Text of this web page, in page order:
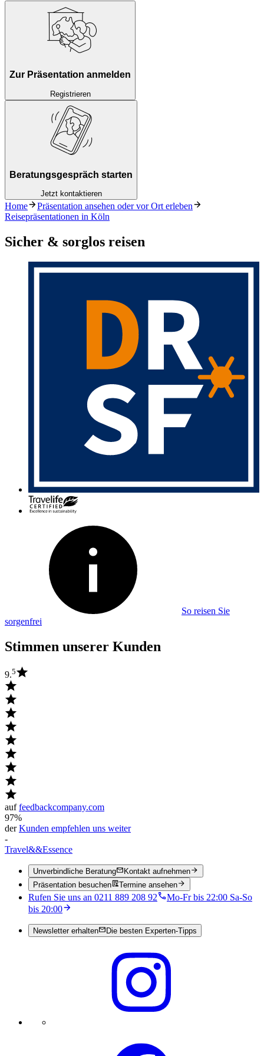
Zur Präsentation anmelden
Registrieren
Beratungsgespräch starten
Jetzt kontaktieren
Home
Präsentation ansehen oder vor Ort erleben
Reisepräsentationen in Köln
Sicher & sorglos reisen
So reisen Sie
sorgenfrei
Stimmen unserer Kunden
9.5
auffeedbackcompany.com
97%
derKunden empfehlen uns weiter
-
Travel&&Essence
Unverbindliche Beratung
Kontakt aufnehmen
Präsentation besuchen
Termine ansehen
Rufen Sie uns an 0211 889 208 92
Mo-Fr bis 22:00 Sa-So
bis 20:00
Newsletter erhalten Die besten Experten-Tipps